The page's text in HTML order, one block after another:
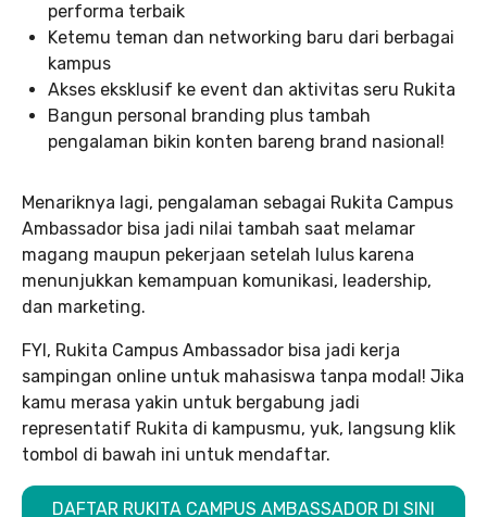
performa terbaik
Ketemu teman dan networking baru dari berbagai
kampus
Akses eksklusif ke event dan aktivitas seru Rukita
Bangun personal branding plus tambah
pengalaman bikin konten bareng brand nasional!
Menariknya lagi, pengalaman sebagai Rukita Campus
Ambassador bisa jadi nilai tambah saat melamar
magang maupun pekerjaan setelah lulus karena
menunjukkan kemampuan komunikasi, leadership,
dan marketing.
FYI, Rukita Campus Ambassador bisa jadi kerja
sampingan online untuk mahasiswa tanpa modal! Jika
kamu merasa yakin untuk bergabung jadi
representatif Rukita di kampusmu, yuk, langsung klik
tombol di bawah ini untuk mendaftar.
DAFTAR RUKITA CAMPUS AMBASSADOR DI SINI